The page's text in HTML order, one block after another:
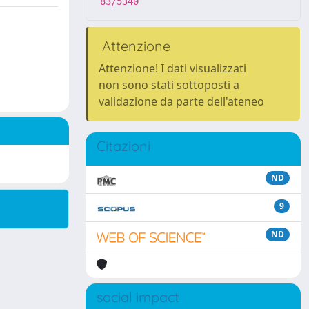
Attenzione
Attenzione! I dati visualizzati
non sono stati sottoposti a
validazione da parte dell'ateneo
Citazioni
ND
9
ND
social impact